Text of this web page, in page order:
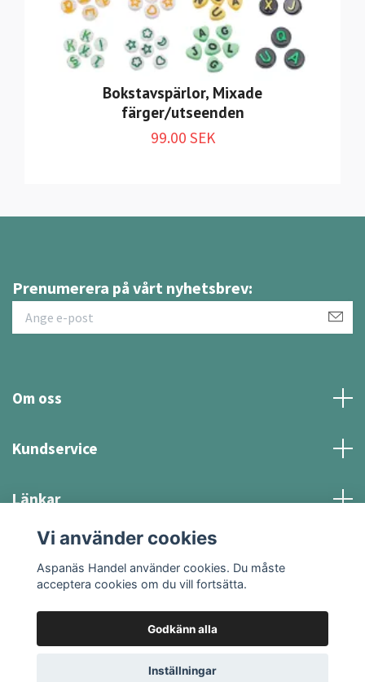
Bokstavspärlor, Mixade
färger/utseenden
99.00 SEK
Prenumerera på vårt nyhetsbrev:
Om oss
Kundservice
Länkar
Sociala medier
© 2026 Aspanäs Handel
Vi använder cookies
Aspanäs Handel använder cookies. Du måste
acceptera cookies om du vill fortsätta.
Godkänn alla
Inställningar